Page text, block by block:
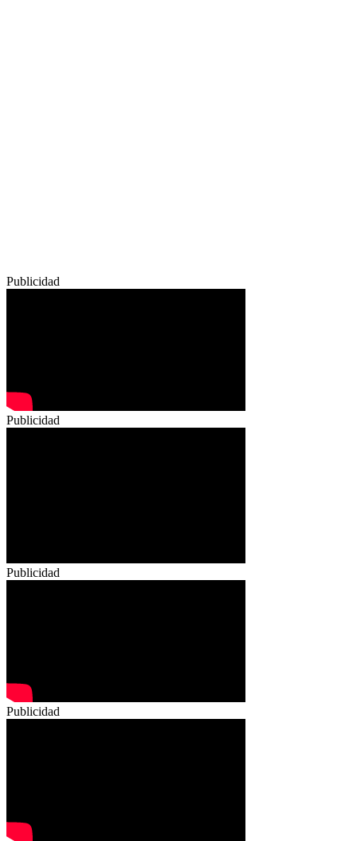
Publicidad
Publicidad
Publicidad
Publicidad